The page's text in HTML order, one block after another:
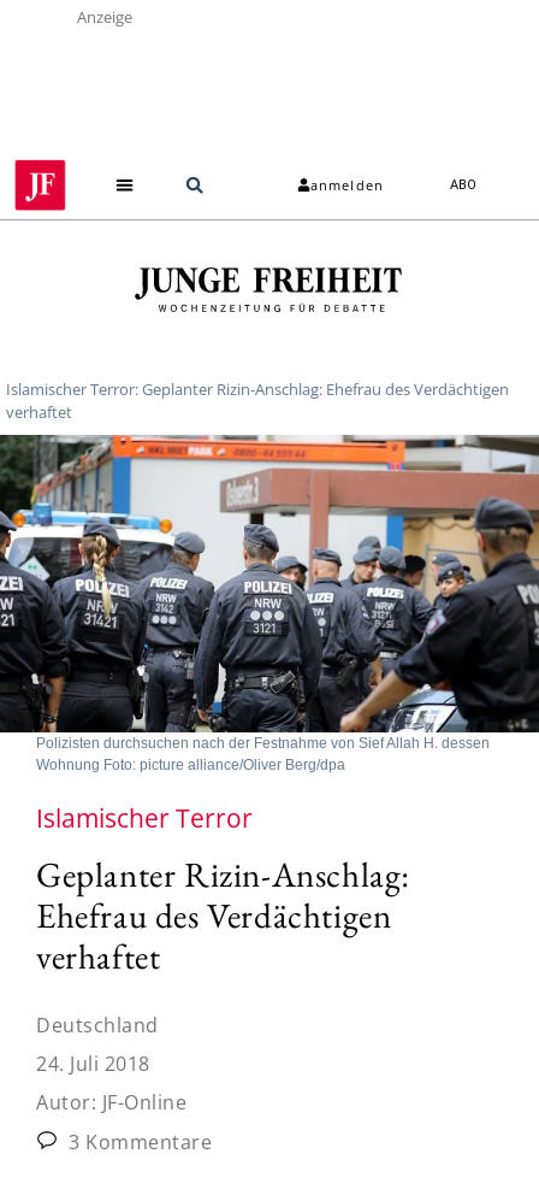
Anzeige
anmelden ABO
Islamischer Terror: Geplanter Rizin-Anschlag: Ehefrau des Verdächtigen
verhaftet
Polizisten durchsuchen nach der Festnahme von Sief Allah H. dessen
Wohnung Foto: picture alliance/Oliver Berg/dpa
Islamischer Terror
Geplanter Rizin-Anschlag:
Ehefrau des Verdächtigen
verhaftet
Deutschland
24. Juli 2018
Autor: JF-Online
3 Kommentare